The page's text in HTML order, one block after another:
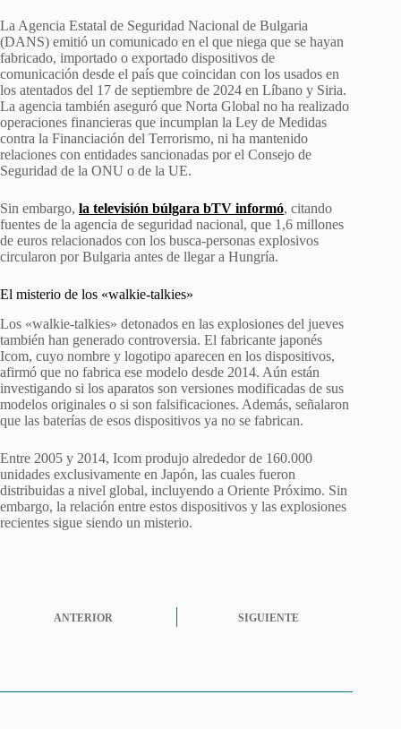
La Agencia Estatal de Seguridad Nacional de Bulgaria
(DANS) emitió un comunicado en el que niega que se hayan
fabricado, importado o exportado dispositivos de
comunicación desde el país que coincidan con los usados en
los atentados del 17 de septiembre de 2024 en Líbano y Siria.
La agencia también aseguró que Norta Global no ha realizado
operaciones financieras que incumplan la Ley de Medidas
contra la Financiación del Terrorismo, ni ha mantenido
relaciones con entidades sancionadas por el Consejo de
Seguridad de la ONU o de la UE.
Sin embargo, la televisión búlgara bTV informó, citando
fuentes de la agencia de seguridad nacional, que 1,6 millones
de euros relacionados con los busca-personas explosivos
circularon por Bulgaria antes de llegar a Hungría.
El misterio de los «walkie-talkies»
Los «walkie-talkies» detonados en las explosiones del jueves
también han generado controversia. El fabricante japonés
Icom, cuyo nombre y logotipo aparecen en los dispositivos,
afirmó que no fabrica ese modelo desde 2014. Aún están
investigando si los aparatos son versiones modificadas de sus
modelos originales o si son falsificaciones. Además, señalaron
que las baterías de esos dispositivos ya no se fabrican.
Entre 2005 y 2014, Icom produjo alrededor de 160.000
unidades exclusivamente en Japón, las cuales fueron
distribuidas a nivel global, incluyendo a Oriente Próximo. Sin
embargo, la relación entre estos dispositivos y las explosiones
recientes sigue siendo un misterio.
ANTERIOR SIGUIENTE